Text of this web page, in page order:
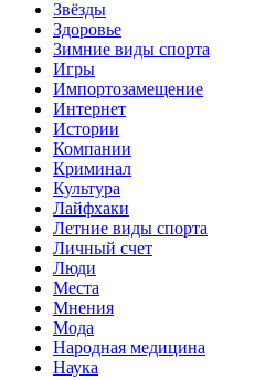
Звёзды
Здоровье
Зимние виды спорта
Игры
Импортозамещение
Интернет
Истории
Компании
Криминал
Культура
Лайфхаки
Летние виды спорта
Личный счет
Люди
Места
Мнения
Мода
Народная медицина
Наука